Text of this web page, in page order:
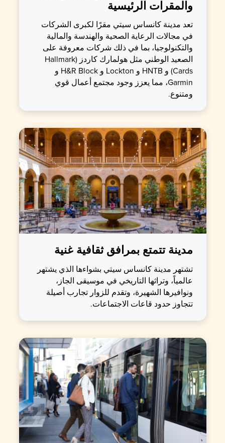
والمقرات الرئيسية
تعد مدينة كانساس سيتي مقرًا لكبرى الشركات
في مجالات الرعاية الصحية والهندسة والمالية
والتكنولوجيا، بما في ذلك شركات معروفة على
الصعيد الوطني مثل هولمارك كاردز (Hallmark
Cards) و HNTB و Lockton و H&R Block و
Garmin، مما يعزز وجود مجتمع أعمال قوي
ومتنوع.
مدينة تتمتع بمرافق ثقافية غنية
تشتهر مدينة كانساس سيتي بشواءها الذي يشتهر
عالمياً، وتراثها التاريخي في موسيقى الجاز،
ونوافيرها الشهيرة، وتقدم للزوار تجارب أصيلة
تتجاوز حدود قاعات الاجتماعات.